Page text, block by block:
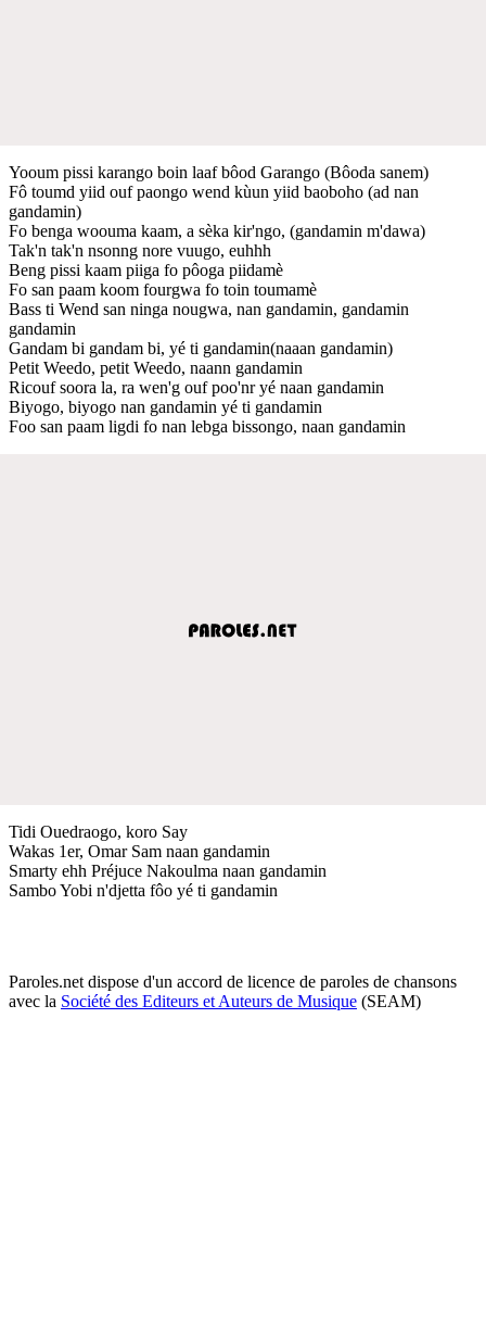
Yooum pissi karango boin laaf bôod Garango (Bôoda sanem)
Fô toumd yiid ouf paongo wend kùun yiid baoboho (ad nan
gandamin)
Fo benga woouma kaam, a sèka kir'ngo, (gandamin m'dawa)
Tak'n tak'n nsonng nore vuugo, euhhh
Beng pissi kaam piiga fo pôoga piidamè
Fo san paam koom fourgwa fo toin toumamè
Bass ti Wend san ninga nougwa, nan gandamin, gandamin
gandamin
Gandam bi gandam bi, yé ti gandamin(naaan gandamin)
Petit Weedo, petit Weedo, naann gandamin
Ricouf soora la, ra wen'g ouf poo'nr yé naan gandamin
Biyogo, biyogo nan gandamin yé ti gandamin
Foo san paam ligdi fo nan lebga bissongo, naan gandamin
Tidi Ouedraogo, koro Say
Wakas 1er, Omar Sam naan gandamin
Smarty ehh Préjuce Nakoulma naan gandamin
Sambo Yobi n'djetta fôo yé ti gandamin
Paroles.net dispose d'un accord de licence de paroles de chansons
avec la Société des Editeurs et Auteurs de Musique (SEAM)